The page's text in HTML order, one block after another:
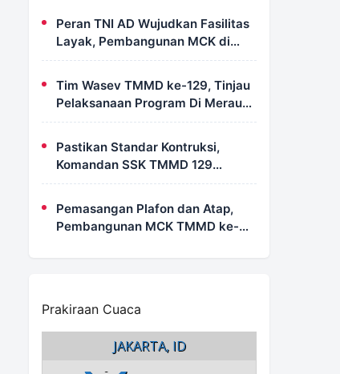
Geopolitik dan Supremasi Hukum
Peran TNI AD Wujudkan Fasilitas
Layak, Pembangunan MCK di
Dusun Serapu Rampung
Dikerjakan
Tim Wasev TMMD ke-129, Tinjau
Pelaksanaan Program Di Merauke
– Papua Selatan
Pastikan Standar Kontruksi,
Komandan SSK TMMD 129
Intensif Awasi Pembangunan
Pemasangan Plafon dan Atap,
Pembangunan MCK TMMD ke-
Prakiraan Cuaca
JAKARTA, ID